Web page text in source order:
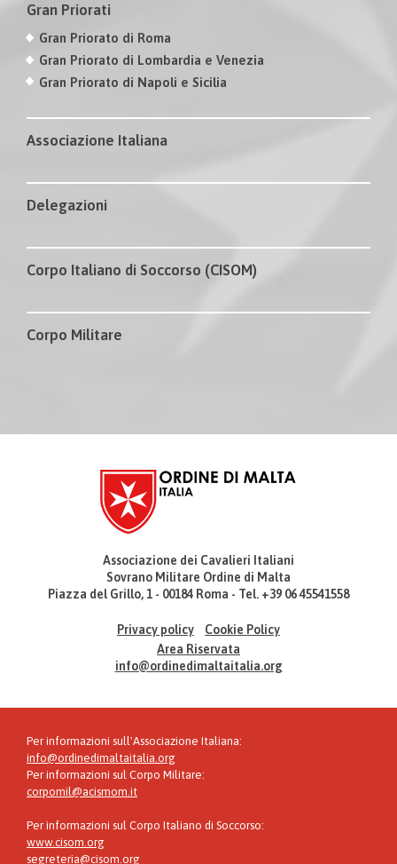
Gran Priorati
Gran Priorato di Roma
Gran Priorato di Lombardia e Venezia
Gran Priorato di Napoli e Sicilia
Associazione Italiana
Delegazioni
Corpo Italiano di Soccorso (CISOM)
Corpo Militare
Associazione dei Cavalieri Italiani
Sovrano Militare Ordine di Malta
Piazza del Grillo, 1 - 00184 Roma - Tel. +39 06 45541558
Privacy policy
Cookie Policy
Area Riservata
info@ordinedimaltaitalia.org
Per informazioni sull'Associazione Italiana:
info@ordinedimaltaitalia.org
Per informazioni sul Corpo Militare:
corpomil@acismom.it
Per informazioni sul Corpo Italiano di Soccorso:
www.cisom.org
segreteria@cisom.org